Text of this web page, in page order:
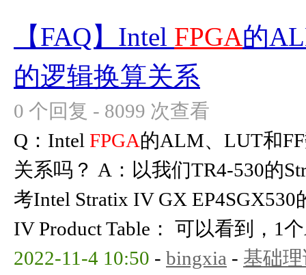
【FAQ】Intel FPGA的
的逻辑换算关系
0 个回复 - 8099 次查看
Q：Intel FPGA的ALM、LUT和
关系吗？ A：以我们TR4-530的
考Intel Stratix IV GX
IV Product Table： 可以看到，1
2022-11-4 10:50 - bingxia - 基础